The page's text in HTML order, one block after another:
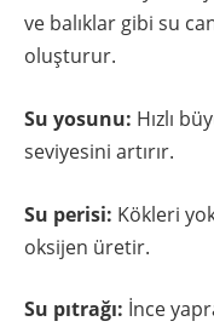
ve balıklar gibi su
oluşturur.
Su yosunu: Hızlı
seviyesini artırır.
Su perisi: Kökleri
oksijen üretir.
Su pıtrağı: İnce